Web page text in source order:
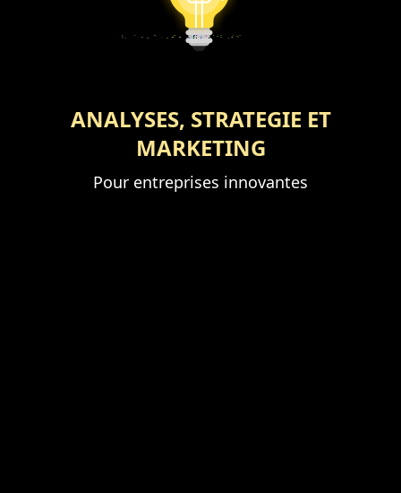
ANALYSES, STRATEGIE ET
MARKETING
Pour entreprises innovantes